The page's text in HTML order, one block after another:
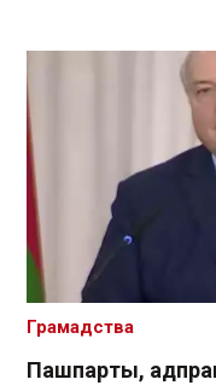
Пашпарты,
Грамадства